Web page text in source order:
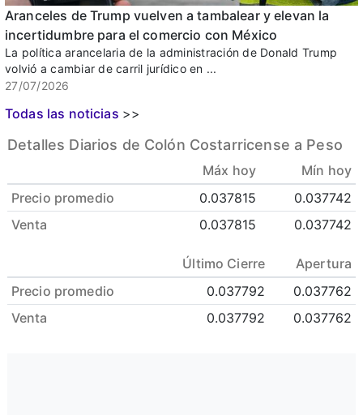
Aranceles de Trump vuelven a tambalear y elevan la
incertidumbre para el comercio con México
La política arancelaria de la administración de Donald Trump
volvió a cambiar de carril jurídico en ...
27/07/2026
Todas las noticias >>
Detalles Diarios de Colón Costarricense a Peso
Máx hoy
Mín hoy
Precio promedio
0.037815
0.037742
Venta
0.037815 0.037742
Último Cierre
Apertura
Precio promedio
0.037792
0.037762
Venta
0.037792 0.037762